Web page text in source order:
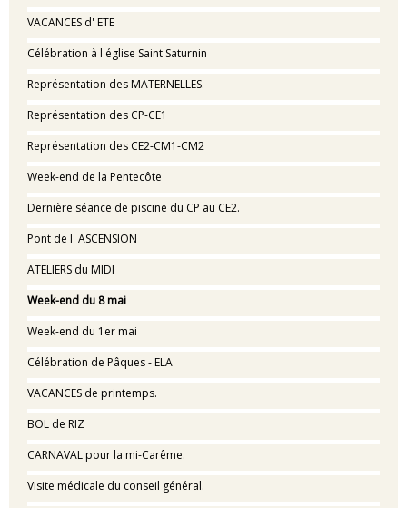
VACANCES d' ETE
Célébration à l'église Saint Saturnin
Représentation des MATERNELLES.
Représentation des CP-CE1
Représentation des CE2-CM1-CM2
Week-end de la Pentecôte
Dernière séance de piscine du CP au CE2.
Pont de l' ASCENSION
ATELIERS du MIDI
Week-end du 8 mai
Week-end du 1er mai
Célébration de Pâques - ELA
VACANCES de printemps.
BOL de RIZ
CARNAVAL pour la mi-Carême.
Visite médicale du conseil général.